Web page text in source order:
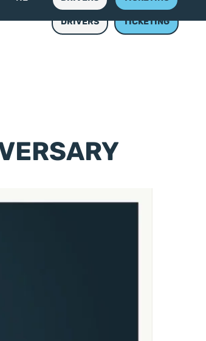
NL DRIVERS TICKETING